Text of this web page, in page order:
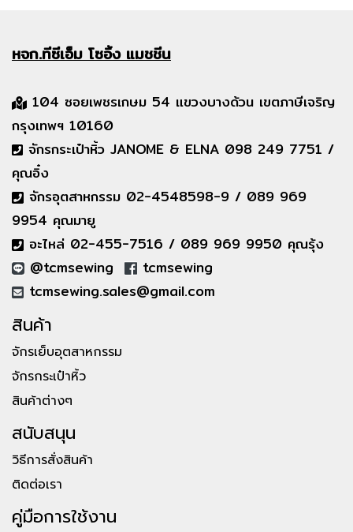
หจก.ทีซีเอ็มโซอิ้ง แมชชีน
104 ซอยเพชรเกษม 54 แขวงบางด้วน เขตภาษีเจริญ
กรุงเทพฯ 10160
จักรกระเป๋าหิ้ว JANOME & ELNA 098 249 7751 /
คุณอิ๋ง
จักรอุตสาหกรรม 02-4548598-9 / 089 969
9954 คุณมายู
อะไหล่ 02-455-7516 / 089 969 9950 คุณรุ้ง
@tcmsewing
tcmsewing
tcmsewing.sales@gmail.com
สินค้า
จักรเย็บอุตสาหกรรม
จักรกระเป๋าหิ้ว
สินค้าต่างๆ
สนับสนุน
วิธีการสั่งสินค้า
ติดต่อเรา
คู่มือการใช้งาน